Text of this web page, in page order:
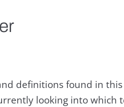
definitions found in
looking into